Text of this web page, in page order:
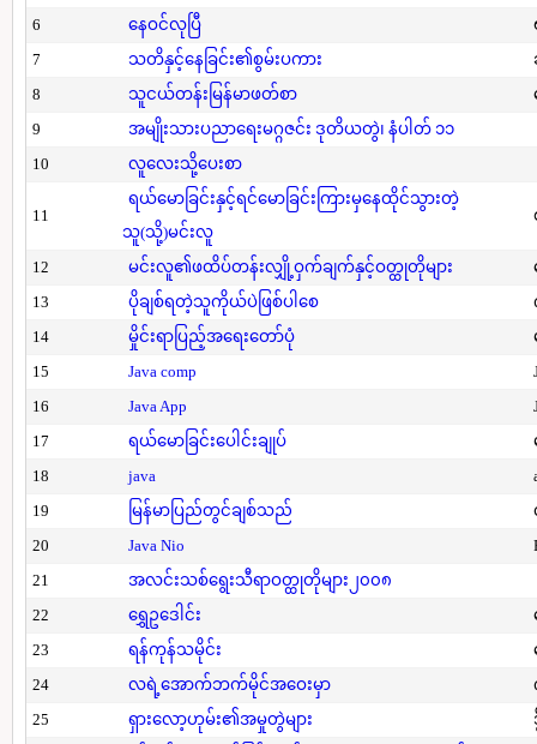
6
နေဝင်လုပြီ
7
သတိနှင့်နေခြင်း၏စွမ်းပကား
8
သူငယ်တန်းမြန်မာဖတ်စာ
9
အမျိုးသားပညာရေးမဂ္ဂဇင်း ဒုတိယတွဲ၊ နံပါတ် ၁၁
10
လူလေးသို့ပေးစာ
11
ရယ်မောခြင်းနှင့်ရင်မောခြင်းကြားမှနေထိုင်သွားတဲ့
သူ(သို့)မင်းလူ
12 မင်းလူ၏ဖထိပ်တန်းလျှို့ဝှက်ချက်နှင့်ဝတ္ထုတိုများ
13
ပိုချစ်ရတဲ့သူကိုယ်ပဲဖြစ်ပါစေ
14
မှိုင်းရာပြည့်အရေးတော်ပုံ
15
Java comp
16
Java App
17
ရယ်မောခြင်းပေါင်းချုပ်
18
java
19
မြန်မာပြည်တွင်ချစ်သည်
20
Java Nio
21
အလင်းသစ်ရွေးသီရာဝတ္ထုတိုများ၂၀၀၈
22
ရွှေဥဒေါင်း
23
ရန်ကုန်သမိုင်း
24
လရဲ့အောက်ဘက်မိုင်အဝေးမှာ
25
ရှားလော့ဟုမ်း၏အမှုတွဲများ